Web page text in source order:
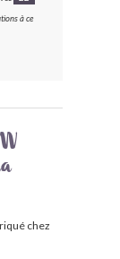
à ce
chez